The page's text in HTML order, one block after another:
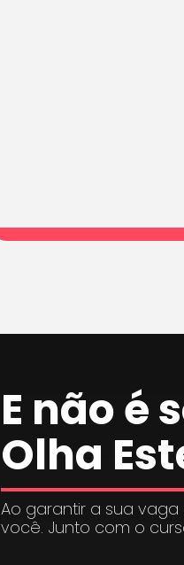
E não é
Olha
Ao garantir a sua
você. Junto com o